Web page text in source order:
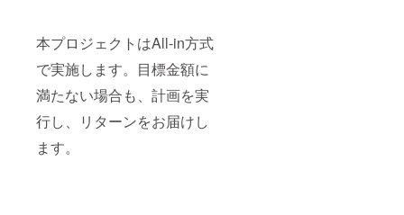
本プロジェクトはAll-in方式
で実施します。目標金額に
満たない場合も、計画を実
行し、リターンをお届けし
ます。